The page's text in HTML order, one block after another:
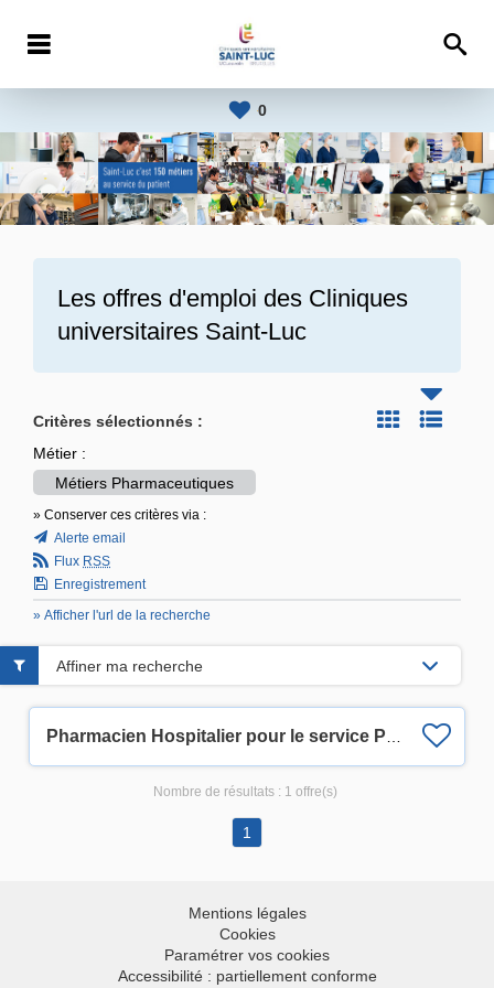
0
Les offres d'emploi des Cliniques
universitaires Saint-Luc
Critères sélectionnés :
Métier :
Métiers Pharmaceutiques
» Conserver ces critères via :
Alerte email
Flux RSS
Enregistrement
» Afficher l'url de la recherche
Pharmacien Hospitalier pour le service Production (cytostatiques et anticorps monoclonaux) (H/F/X)
Affiner ma recherche
Nombre de résultats : 1 offre(s)
1
Mentions légales
Cookies
Paramétrer vos cookies
Accessibilité : partiellement conforme